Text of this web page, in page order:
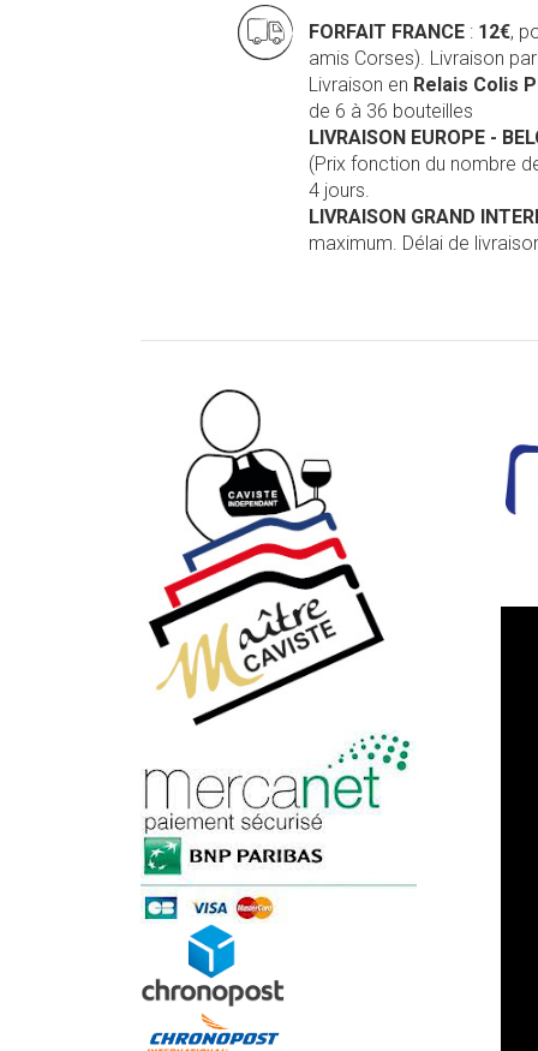
FORFAIT FRANCE : 12€,
amis Corses). Livraison
Livraison en Relais Colis
de 6 à 36 bouteilles
LIVRAISON EUROPE -
(Prix fonction du nombre
4 jours.
LIVRAISON GRAND
maximum. Délai de